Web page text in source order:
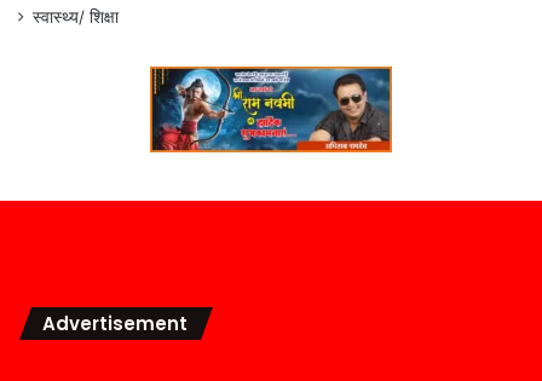
स्वास्थ्य/ शिक्षा
Advertisement